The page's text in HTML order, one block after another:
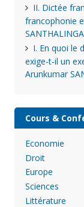
II. Dictée
francophonie
I. En quoi le
exige-t-il un
Arunkumar
Cours &
Economie
Droit
Europe
Sciences
Littérature